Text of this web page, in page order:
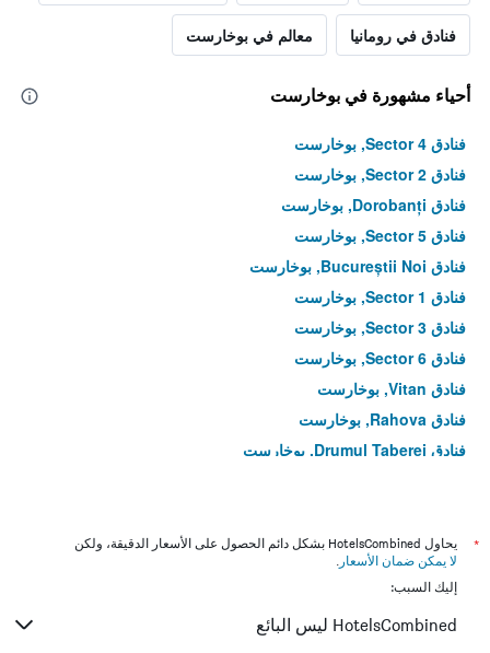
فنادق في رومانيا معالم في بوخارست
أحياء مشهورة في بوخارست
فنادق Sector 4, بوخارست
فنادق Sector 2, بوخارست
فنادق Dorobanți, بوخارست
فنادق Sector 5, بوخارست
فنادق Bucureștii Noi, بوخارست
فنادق Sector 1, بوخارست
فنادق Sector 3, بوخارست
فنادق Sector 6, بوخارست
فنادق Vitan, بوخارست
فنادق Rahova, بوخارست
فنادق Drumul Taberei, بوخارست
فنادق Aviatorilor, بوخارست
فنادق Crângași, بوخارست
*
يحاول HotelsCombined بشكل دائم الحصول على الأسعار الدقيقة، ولكن
لا يمكن ضمان الأسعار .
إليك السبب:
HotelsCombined ليس البائع